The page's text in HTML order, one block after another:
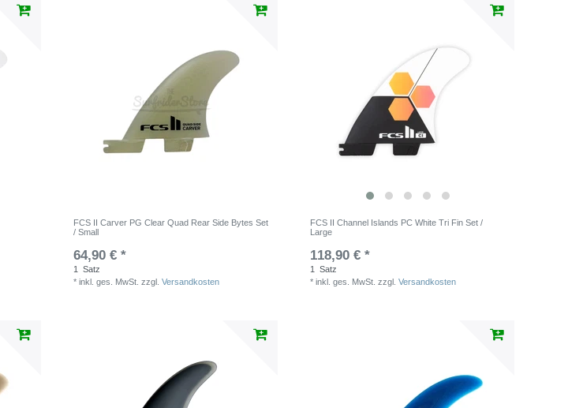
FCS II Carver PG Clear Quad Rear Side Bytes Set
/ Small
64,90 € *
1
Satz
*inkl. ges. MwSt. zzgl.Versandkosten
FCS II Channel Islands PC White Tri Fin Set /
Large
118,90 € *
1
Satz
*inkl. ges. MwSt. zzgl.Versandkosten